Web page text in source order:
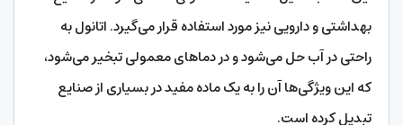
بهداشتی و دارویی نیز مورد استفاده قرار می‌گیرد. اتانول به
راحتی در آب حل می‌شود و در دماهای معمولی تبخیر می‌شود،
که این ویژگی‌ها آن را به یک ماده مفید در بسیاری از صنایع
تبدیل کرده است.